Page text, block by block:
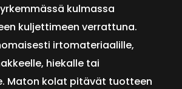
kulmassa
kuljettimeen verrattuna.
irtomateriaalille,
hiekalle tai
Maton kolat pitävät tuotteen